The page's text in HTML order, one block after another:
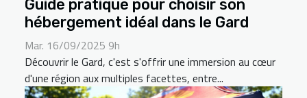
Guide pratique pour choisir son
hébergement idéal dans le Gard
Mar. 16/09/2025 9h
Découvrir le Gard, c'est s'offrir une immersion au cœur
d'une région aux multiples facettes, entre...